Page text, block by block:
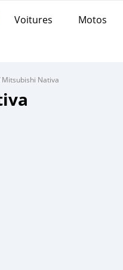
Voitures Motos
Mitsubishi Nativa